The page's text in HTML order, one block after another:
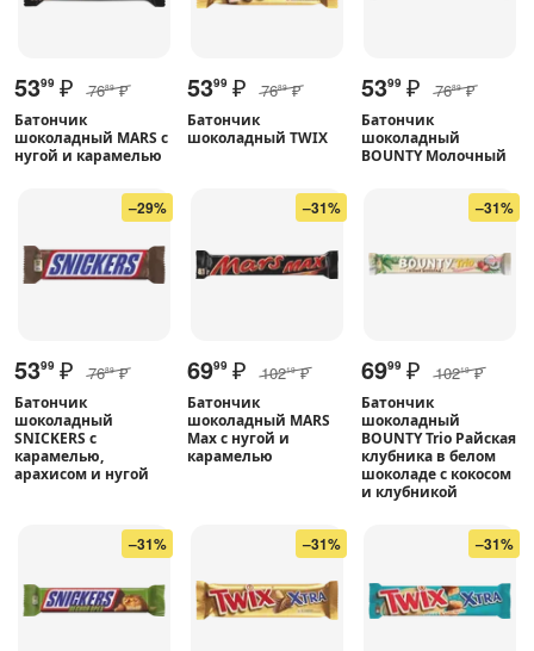
5399 ₽ 7689 ₽
Батончик
шоколадный MARS с
нугой и карамелью
5399 ₽ 7689 ₽
Батончик
шоколадный TWIX
5399 ₽ 7689 ₽
Батончик
шоколадный
BOUNTY Молочный
–29%
5399 ₽ 7689 ₽
Батончик
шоколадный
SNICKERS с
карамелью,
арахисом и нугой
–31%
6999 ₽ 10219 ₽
Батончик
шоколадный MARS
Max с нугой и
карамелью
–31%
6999 ₽ 10219 ₽
Батончик
шоколадный
BOUNTY Trio Райская
клубника в белом
шоколаде с кокосом
и клубникой
–31% –31% –31%